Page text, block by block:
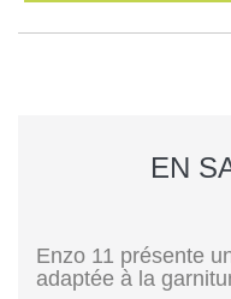
EN
Enzo 11 présente
adaptée à la